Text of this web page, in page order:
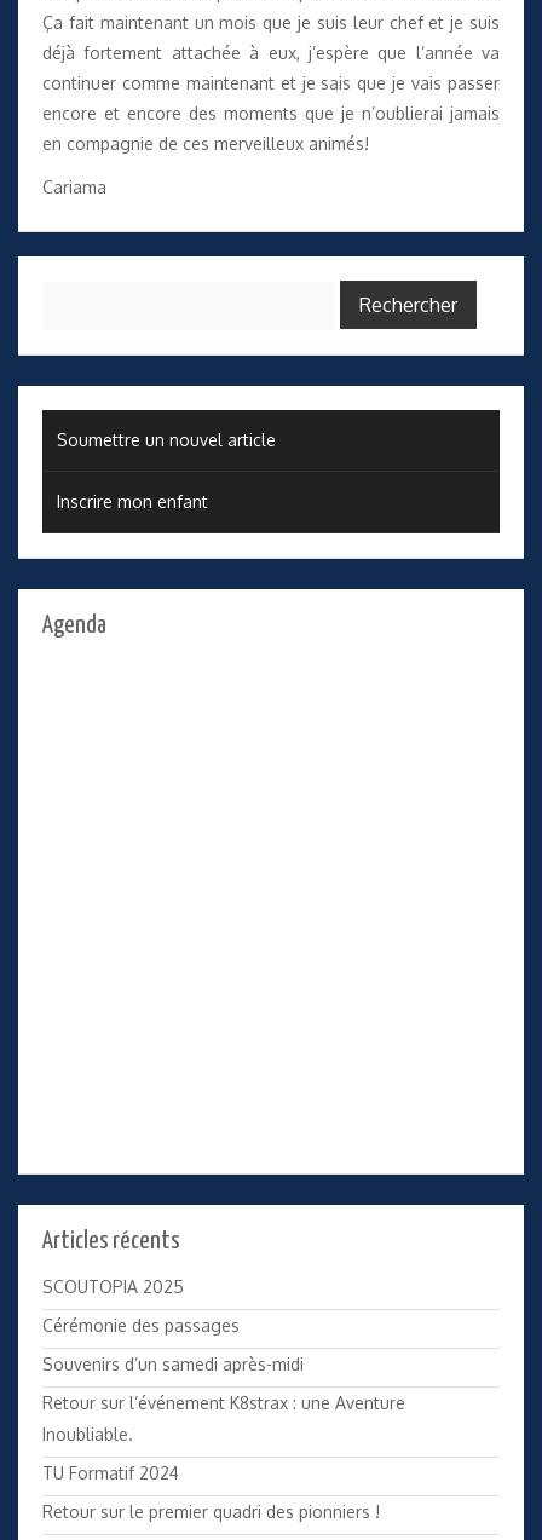
Ça fait maintenant un mois que je suis leur chef et je suis
déjà fortement attachée à eux, j’espère que l’année va
continuer comme maintenant et je sais que je vais passer
encore et encore des moments que je n’oublierai jamais
en compagnie de ces merveilleux animés!
Cariama
Soumettre un nouvel article
Inscrire mon enfant
Agenda
Articles récents
SCOUTOPIA 2025
Cérémonie des passages
Souvenirs d’un samedi après-midi
Retour sur l’événement K8strax : une Aventure
Inoubliable.
TU Formatif 2024
Retour sur le premier quadri des pionniers !